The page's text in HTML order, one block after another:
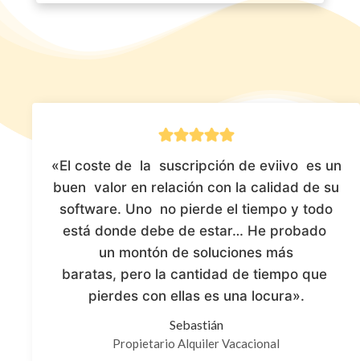
«El coste de la suscripción de eviivo es un
buen valor en relación con la calidad de su
software. Uno no pierde el tiempo y todo
está donde debe de estar… He probado
un montón de soluciones más
baratas, pero la cantidad de tiempo que
pierdes con ellas es una locura».
Sebastián
Propietario Alquiler Vacacional